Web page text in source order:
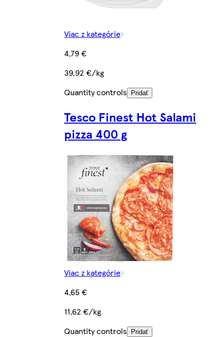
Viac z kategórie
4,79 €
39,92 €/kg
Quantity controls
Pridať
Tesco Finest Hot Salami
pizza 400 g
Viac z kategórie
4,65 €
11,62 €/kg
Quantity controls
Pridať